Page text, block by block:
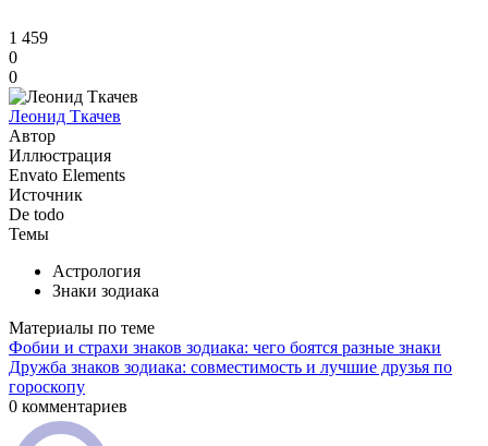
1 459
0
0
Леонид Ткачев
Автор
Иллюстрация
Envato Elements
Источник
De todo
Темы
Астрология
Знаки зодиака
Материалы по теме
Фобии и страхи знаков зодиака: чего боятся разные знаки
Дружба знаков зодиака: совместимость и лучшие друзья по
гороскопу
0 комментариев